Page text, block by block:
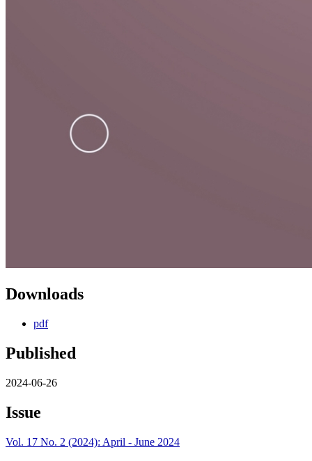
Downloads
pdf
Published
2024-06-26
Issue
Vol. 17 No. 2 (2024): April - June 2024